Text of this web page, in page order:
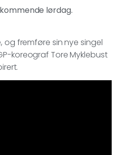
lørdag.
og fremføre sin nye singel
koreograf Tore Myklebust